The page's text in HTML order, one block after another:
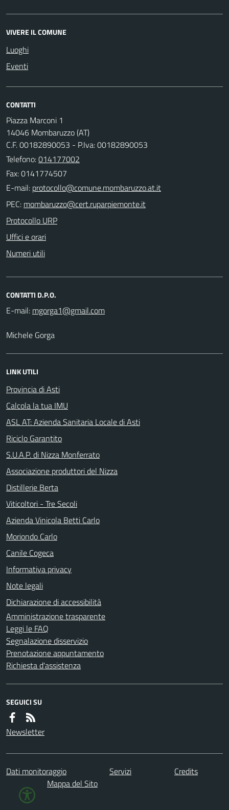
VIVERE IL COMUNE
Luoghi
Eventi
CONTATTI
Piazza Marconi 1
14046 Mombaruzzo (AT)
C.F. 00182890053 - P.Iva: 00182890053
Telefono:014177002
Fax: 0141774507
E-mail:
PEC:
Protocollo URP
Uffici e orari
Numeri utili
CONTATTI D.P.O.
E-mail:
Michele Gorga
LINK UTILI
Provincia di Asti
Calcola la tua IMU
ASL AT: Azienda Sanitaria Locale di Asti
Riciclo Garantito
S.U.A.P. di Nizza Monferrato
Associazione produttori del Nizza
Distillerie Berta
Viticoltori - Tre Secoli
Azienda Vinicola Betti Carlo
Moriondo Carlo
Canile Cogeca
Informativa privacy
Note legali
Dichiarazione di accessibilità
Amministrazione trasparente
Leggi le FAQ
Segnalazione disservizio
Prenotazione appuntamento
Richiesta d'assistenza
SEGUICI SU
Newsletter
Dati monitoraggio Servizi
Credits
Mappa del Sito